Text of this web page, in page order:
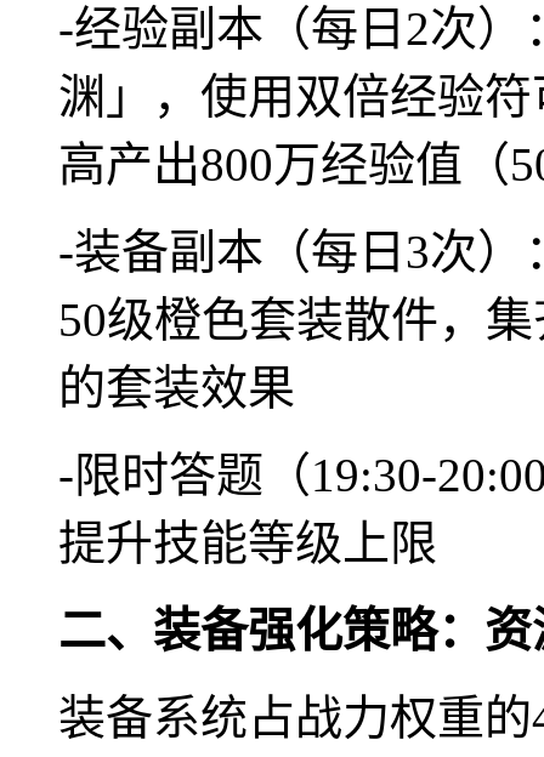
-经验副本（每日2次
渊」，使用双倍经验
高产出800万经验值（
-装备副本（每日3次
50级橙色套装散件，
的套装效果
-限时答题（19:30-
提升技能等级上限
二、装备强化策略：
装备系统占战力权重